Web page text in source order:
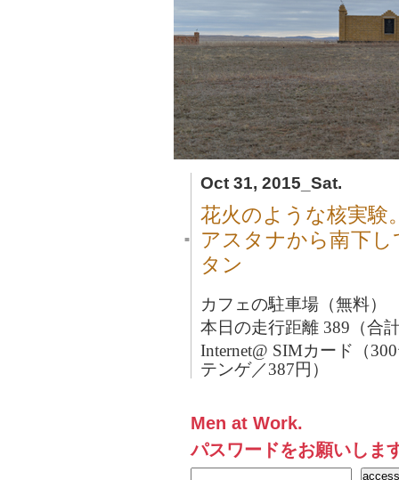
Oct 31, 2015_Sat.
■
花火のような核実験
アスタナから南下
タン
カフェの駐車場（無料）
本日の走行距離 389（合
Internet@ SIMカード（
テンゲ／387円）
Men at Work.
パスワードをお願いしま